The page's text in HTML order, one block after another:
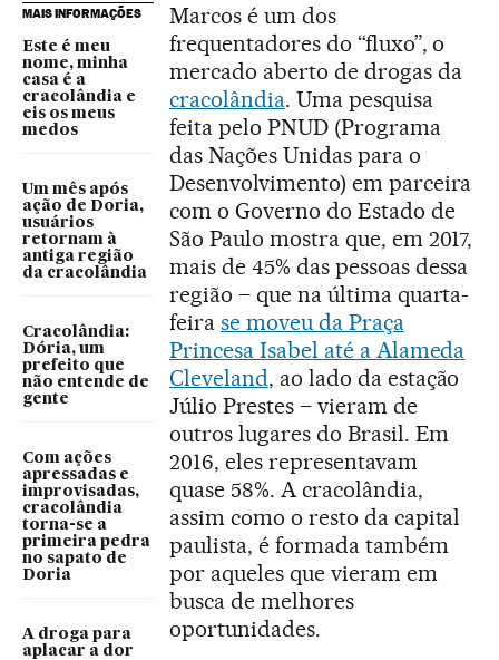
MAIS INFORMAÇÕES
Este é meu
nome, minha
casa é a
cracolândia e
eis os meus
medos
Um mês após
ação de Doria,
usuários
retornam à
antiga região
da cracolândia
Cracolândia:
Dória, um
prefeito que
não entende de
gente
Com ações
apressadas e
improvisadas,
cracolândia
torna-se a
primeira pedra
no sapato de
Doria
A droga para
aplacar a dor
Marcos é um dos
frequentadores do “fluxo”, o
mercado aberto de drogas da
cracolândia. Uma pesquisa
feita pelo PNUD (Programa
das Nações Unidas para o
Desenvolvimento) em parceira
com o Governo do Estado de
São Paulo mostra que, em 2017,
mais de 45% das pessoas dessa
região – que na última quarta-
feira se moveu da Praça
Princesa Isabel até a Alameda
Cleveland, ao lado da estação
Júlio Prestes – vieram de
outros lugares do Brasil. Em
2016, eles representavam
quase 58%. A cracolândia,
assim como o resto da capital
paulista, é formada também
por aqueles que vieram em
busca de melhores
oportunidades.